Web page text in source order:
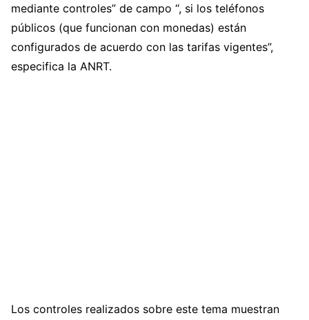
mediante controles” de campo “, si los teléfonos
públicos (que funcionan con monedas) están
configurados de acuerdo con las tarifas vigentes”,
especifica la ANRT.
Los controles realizados sobre este tema muestran